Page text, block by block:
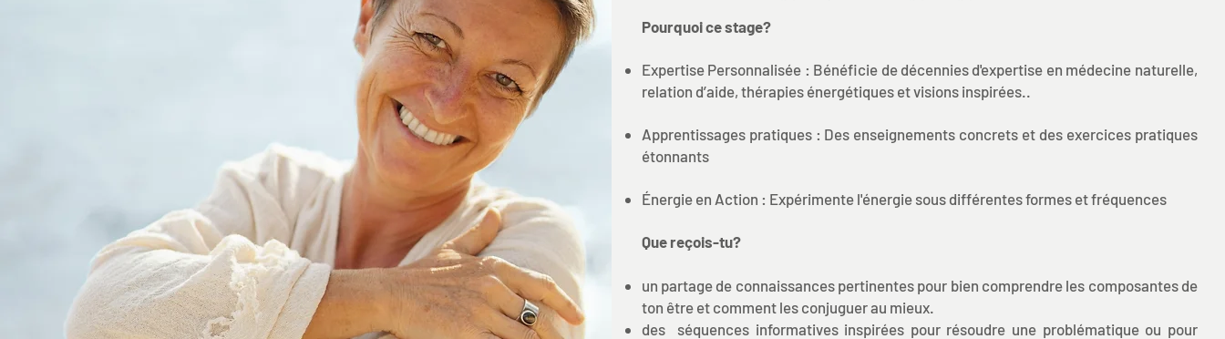
Pourquoi ce stage?
Expertise Personnalisée : Bénéficie de décennies d'expertise en médecine naturelle,
relation d’aide, thérapies énergétiques et visions inspirées..
Apprentissages pratiques : Des enseignements concrets et des exercices pratiques
étonnants
Énergie en Action : Expérimente l'énergie sous différentes formes et fréquences
Que reçois-tu?
un partage de connaissances pertinentes pour bien comprendre les composantes de
ton être et comment les conjuguer au mieux.
des séquences informatives inspirées pour résoudre une problématique ou pour